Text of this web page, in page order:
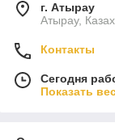
г. Атырау
Атырау,
Контакты
Сегодня
Показать